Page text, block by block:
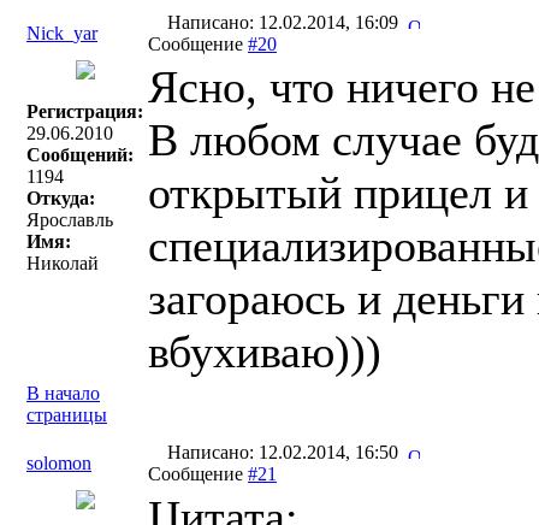
Nick_yar
Написано: 12.02.2014, 16:09
Сообщение #20
Регистрация:
29.06.2010
Сообщений:
1194
Откуда:
Ярославль
Имя:
Николай
Ясно, что ничего
В любом случае
открытый прицел
загораюсь и
вбухиваю)))
В начало
страницы
solomon
Написано: 12.02.2014, 16:50
Сообщение #21